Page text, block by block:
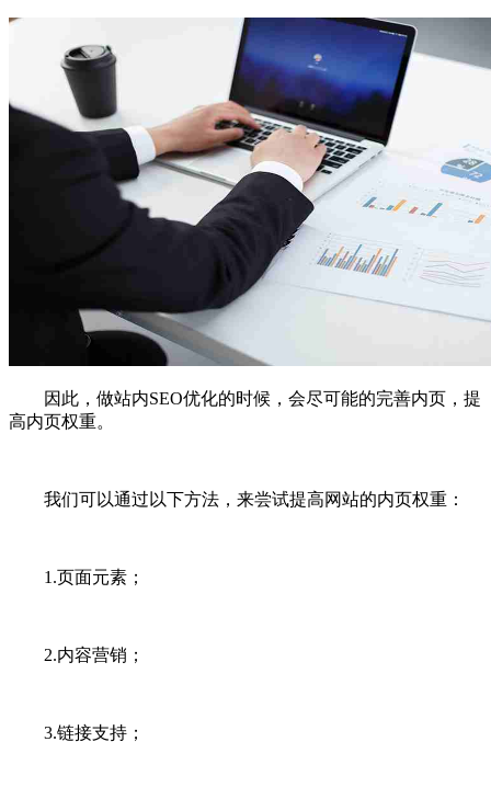
因此，做站内SEO优化的时候，会尽可能的完善内页，提
高内页权重。
我们可以通过以下方法，来尝试提高网站的内页权重：
1.页面元素；
2.内容营销；
3.链接支持；